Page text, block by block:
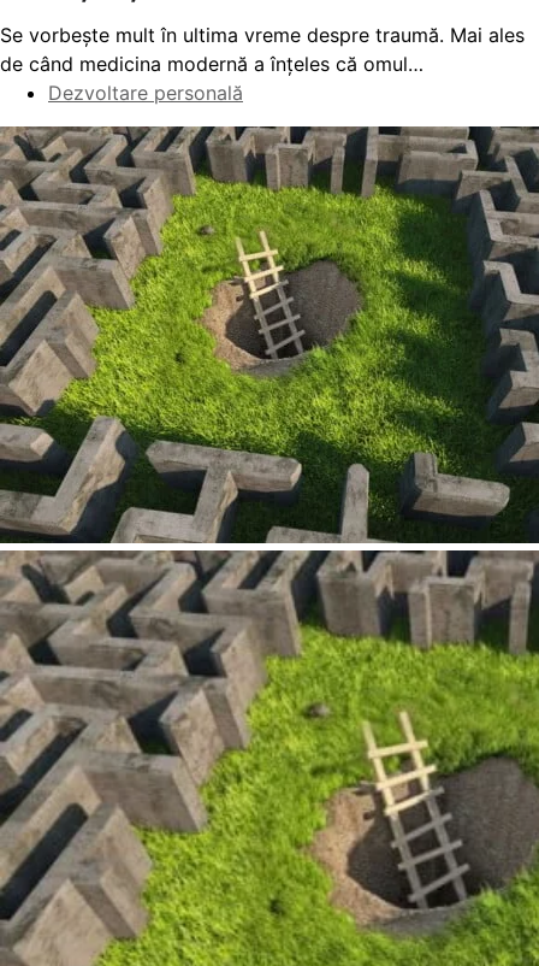
Se vorbește mult în ultima vreme despre traumă. Mai ales
de când medicina modernă a înțeles că omul…
Dezvoltare personală